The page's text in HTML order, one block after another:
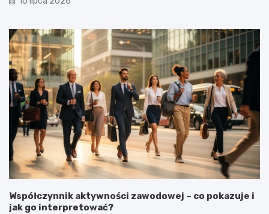
Współczynnik aktywności zawodowej – co pokazuje i
jak go interpretować?